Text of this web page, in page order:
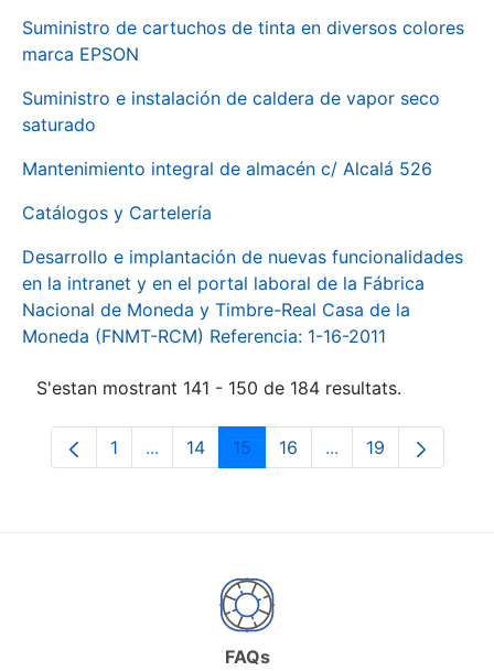
Suministro de cartuchos de tinta en diversos colores
marca EPSON
Suministro e instalación de caldera de vapor seco
saturado
Mantenimiento integral de almacén c/ Alcalá 526
Catálogos y Cartelería
Desarrollo e implantación de nuevas funcionalidades
en la intranet y en el portal laboral de la Fábrica
Nacional de Moneda y Timbre-Real Casa de la
Moneda (FNMT-RCM) Referencia: 1-16-2011
S'estan mostrant 141 - 150 de 184 resultats.
Pàgina
1 ...Pàgines intermèdies Utilitzeu TAB per
Pàgina
14 Pàgina
15 Pàgina
16 ...PàginesPàgina
19
FAQs